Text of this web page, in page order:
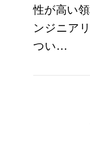
性が高い
ンジニア
つい…